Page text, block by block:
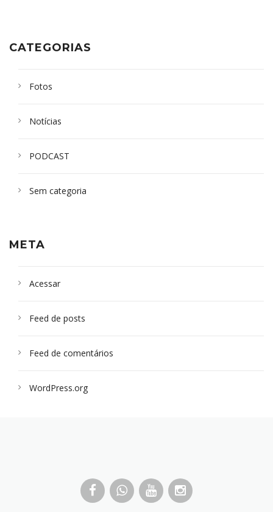
CATEGORIAS
Fotos
Notícias
PODCAST
Sem categoria
META
Acessar
Feed de posts
Feed de comentários
WordPress.org